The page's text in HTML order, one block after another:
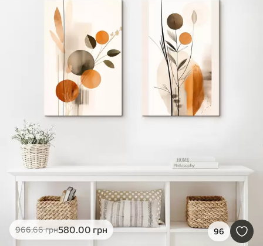
Формат зображення
Картини Бохо
Найпопулярніші
Очистити фільтр
966.66грн580.00 грн 96